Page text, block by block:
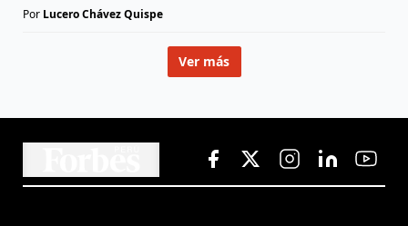
Por Lucero Chávez Quispe
Ver más